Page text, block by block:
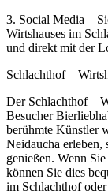
3. Social Media –
Wirtshauses im
und direkt mit der
Schlachthof –
Der Schlachthof –
Besucher
berühmte Künstler
Neidaucha
genießen. Wenn
können Sie dies
im Schlachthof